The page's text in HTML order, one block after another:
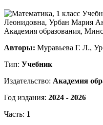
Авторы: Муравьева Г. Л.,
Тип: Учебник
Издательство: Академия
Год издания: 2024 - 2026
Часть: 1